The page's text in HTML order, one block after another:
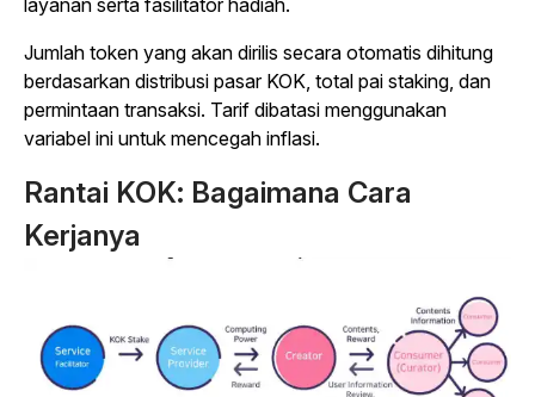
layanan serta fasilitator hadiah.
Jumlah token yang akan dirilis secara otomatis dihitung
berdasarkan distribusi pasar KOK, total pai staking, dan
permintaan transaksi. Tarif dibatasi menggunakan
variabel ini untuk mencegah inflasi.
Rantai KOK: Bagaimana Cara
Kerjanya